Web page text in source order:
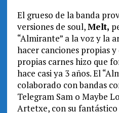
El grueso de la banda
versiones de soul,Melt,
“Almirante” a la voz y la
hacer canciones propias
propias carnes hizo que
hace casi ya 3 años. El
colaborado con bandas
Telegram Sam o Maybe
Artetxe, con su